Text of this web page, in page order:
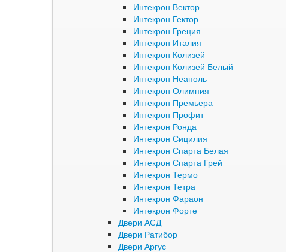
Интекрон Вектор
Интекрон Гектор
Интекрон Греция
Интекрон Италия
Интекрон Колизей
Интекрон Колизей Белый
Интекрон Неаполь
Интекрон Олимпия
Интекрон Премьера
Интекрон Профит
Интекрон Ронда
Интекрон Сицилия
Интекрон Спарта Белая
Интекрон Спарта Грей
Интекрон Термо
Интекрон Тетра
Интекрон Фараон
Интекрон Форте
Двери АСД
Двери Ратибор
Двери Аргус